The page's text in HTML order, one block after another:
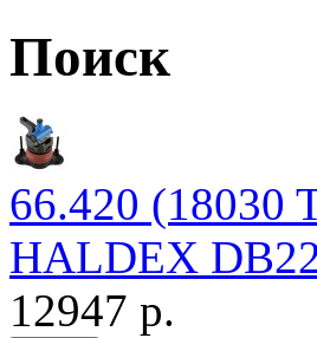
Поиск
66.420 (18030
HALDEX
12947 р.